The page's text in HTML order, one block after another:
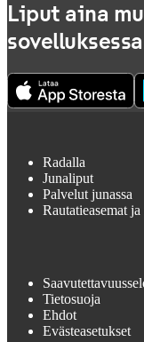
Liput aina
sovelluksessa
Radalla
Junaliput
Palvelut junassa
Rautatieasemat
Tietosuoja
Ehdot
Evästeasetukset